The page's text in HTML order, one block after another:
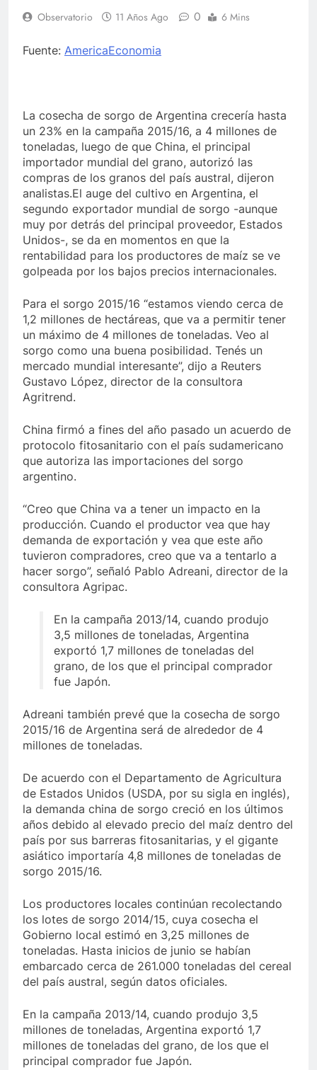
Observatorio 11 Años Ago 0 6 Mins
Fuente: AmericaEconomia
La cosecha de sorgo de Argentina crecería hasta
un 23% en la campaña 2015/16, a 4 millones de
toneladas, luego de que China, el principal
importador mundial del grano, autorizó las
compras de los granos del país austral, dijeron
analistas.El auge del cultivo en Argentina, el
segundo exportador mundial de sorgo -aunque
muy por detrás del principal proveedor, Estados
Unidos-, se da en momentos en que la
rentabilidad para los productores de maíz se ve
golpeada por los bajos precios internacionales.
Para el sorgo 2015/16 “estamos viendo cerca de
1,2 millones de hectáreas, que va a permitir tener
un máximo de 4 millones de toneladas. Veo al
sorgo como una buena posibilidad. Tenés un
mercado mundial interesante”, dijo a Reuters
Gustavo López, director de la consultora
Agritrend.
China firmó a fines del año pasado un acuerdo de
protocolo fitosanitario con el país sudamericano
que autoriza las importaciones del sorgo
argentino.
“Creo que China va a tener un impacto en la
producción. Cuando el productor vea que hay
demanda de exportación y vea que este año
tuvieron compradores, creo que va a tentarlo a
hacer sorgo”, señaló Pablo Adreani, director de la
consultora Agripac.
En la campaña 2013/14, cuando produjo
3,5 millones de toneladas, Argentina
exportó 1,7 millones de toneladas del
grano, de los que el principal comprador
fue Japón.
Adreani también prevé que la cosecha de sorgo
2015/16 de Argentina será de alrededor de 4
millones de toneladas.
De acuerdo con el Departamento de Agricultura
de Estados Unidos (USDA, por su sigla en inglés),
la demanda china de sorgo creció en los últimos
años debido al elevado precio del maíz dentro del
país por sus barreras fitosanitarias, y el gigante
asiático importaría 4,8 millones de toneladas de
sorgo 2015/16.
Los productores locales continúan recolectando
los lotes de sorgo 2014/15, cuya cosecha el
Gobierno local estimó en 3,25 millones de
toneladas. Hasta inicios de junio se habían
embarcado cerca de 261.000 toneladas del cereal
del país austral, según datos oficiales.
En la campaña 2013/14, cuando produjo 3,5
millones de toneladas, Argentina exportó 1,7
millones de toneladas del grano, de los que el
principal comprador fue Japón.